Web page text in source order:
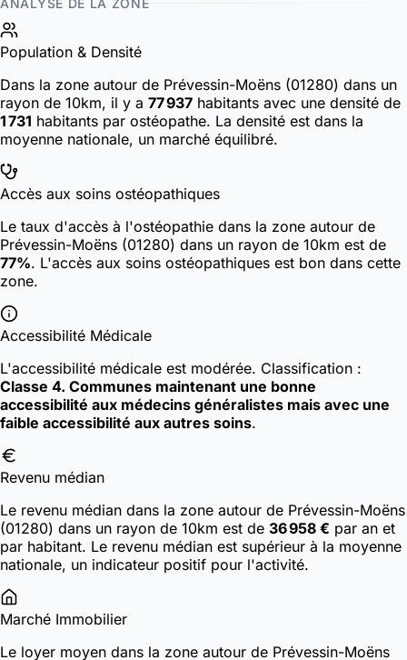
Population & Densité
Dans la zone autour de Prévessin-Moëns (01280) dans un
rayon de 10km, il y a 77 937 habitants avec une densité de
1 731 habitants par ostéopathe. La densité est dans la
moyenne nationale, un marché équilibré.
Accès aux soins ostéopathiques
Le taux d'accès à l'ostéopathie dans la zone autour de
Prévessin-Moëns (01280) dans un rayon de 10km est de
77%. L'accès aux soins ostéopathiques est bon dans cette
zone.
Accessibilité Médicale
L'accessibilité médicale est modérée. Classification :
Classe 4. Communes maintenant une bonne
accessibilité aux médecins généralistes mais avec une
faible accessibilité aux autres soins.
Revenu médian
Le revenu médian dans la zone autour de Prévessin-Moëns
(01280) dans un rayon de 10km est de 36 958 € par an et
par habitant. Le revenu médian est supérieur à la moyenne
nationale, un indicateur positif pour l'activité.
Marché Immobilier
Le loyer moyen dans la zone autour de Prévessin-Moëns